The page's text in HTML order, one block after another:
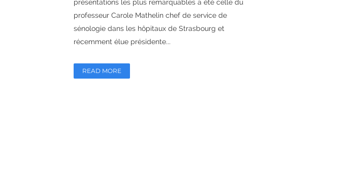
présentations les plus remarquables a été celle du
professeur Carole Mathelin chef de service de
sénologie dans les hôpitaux de Strasbourg et
récemment élue présidente...
READ MORE